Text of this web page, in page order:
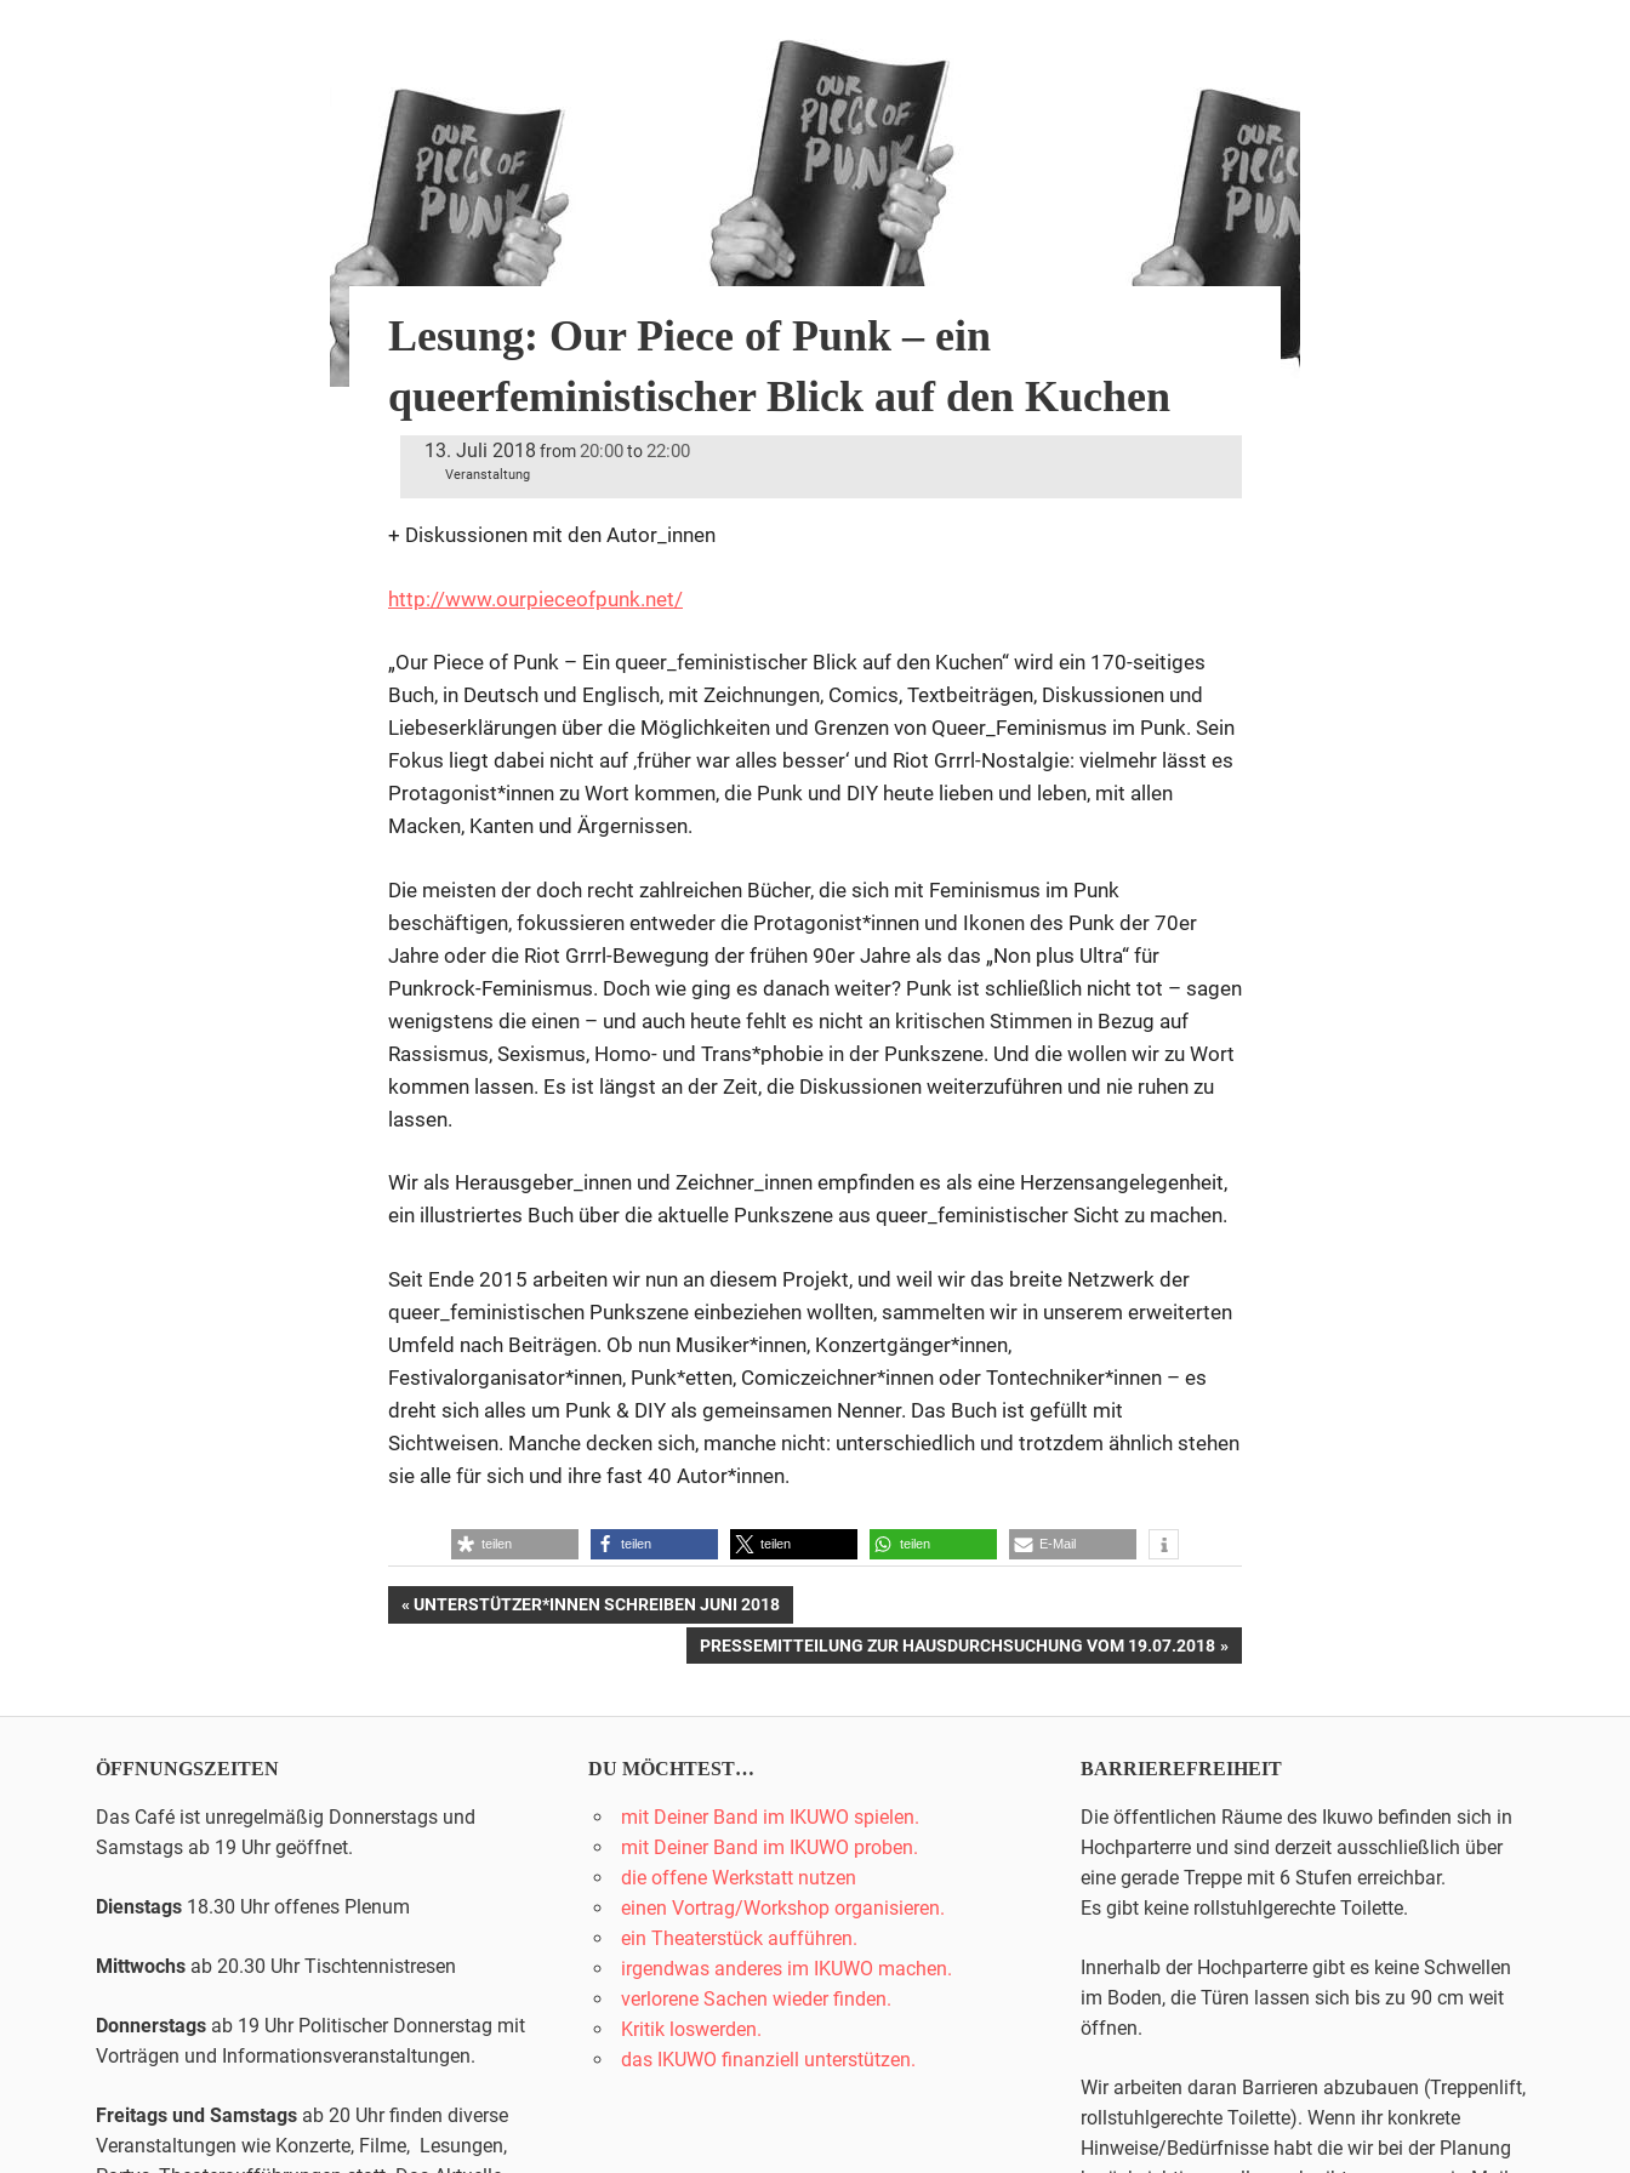
Lesung: Our Piece of Punk – ein
queerfeministischer Blick auf den Kuchen
13. Juli 2018 from 20:00 to 22:00
Veranstaltung
+ Diskussionen mit den Autor_innen
http://www.ourpieceofpunk.net/
„Our Piece of Punk – Ein queer_feministischer Blick auf den Kuchen“ wird ein 170-seitiges
Buch, in Deutsch und Englisch, mit Zeichnungen, Comics, Textbeiträgen, Diskussionen und
Liebeserklärungen über die Möglichkeiten und Grenzen von Queer_Feminismus im Punk. Sein
Fokus liegt dabei nicht auf ‚früher war alles besser‘ und Riot Grrrl-Nostalgie: vielmehr lässt es
Protagonist*innen zu Wort kommen, die Punk und DIY heute lieben und leben, mit allen
Macken, Kanten und Ärgernissen.​
Die meisten der doch recht zahlreichen Bücher, die sich mit Feminismus im Punk
beschäftigen, fokussieren entweder die Protagonist*innen und Ikonen des Punk der 70er
Jahre oder die Riot Grrrl-Bewegung der frühen 90er Jahre als das „Non plus Ultra“ für
Punkrock-Feminismus. Doch wie ging es danach weiter? Punk ist schließlich nicht tot – sagen
wenigstens die einen – und auch heute fehlt es nicht an kritischen Stimmen in Bezug auf
Rassismus, Sexismus, Homo- und Trans*phobie in der Punkszene. Und die wollen wir zu Wort
kommen lassen. Es ist längst an der Zeit, die Diskussionen weiterzuführen und nie ruhen zu
lassen.
Wir als Herausgeber_innen und Zeichner_innen empfinden es als eine Herzensangelegenheit,
ein illustriertes Buch über die aktuelle Punkszene aus queer_feministischer Sicht zu machen.
Seit Ende 2015 arbeiten wir nun an diesem Projekt, und weil wir das breite Netzwerk der
queer_feministischen Punkszene einbeziehen wollten, sammelten wir in unserem erweiterten
Umfeld nach Beiträgen. Ob nun Musiker*innen, Konzertgänger*innen,
Festivalorganisator*innen, Punk*etten, Comiczeichner*innen oder Tontechniker*innen – es
dreht sich alles um Punk & DIY als gemeinsamen Nenner. Das Buch ist gefüllt mit
Sichtweisen. Manche decken sich, manche nicht: unterschiedlich und trotzdem ähnlich stehen
sie alle für sich und ihre fast 40 Autor*innen.
teilen teilen teilen teilen E-Mail
Beitrags-
VORHERIGER
BEITRAG:
UNTERSTÜTZER*INNEN SCHREIBEN JUNI 2018
NÄCHSTER
PRESSEMITTEILUNG ZUR HAUSDURCHSUCHUNG VOM 19.07.2018
ÖFFNUNGSZEITEN
Das Café ist unregelmäßig Donnerstags und
Samstags ab 19 Uhr geöffnet.
Dienstags 18.30 Uhr offenes Plenum
Mittwochs ab 20.30 UhrTischtennistresen
Donnerstags ab 19 Uhr Politischer Donnerstag mit
Vorträgen und Informationsveranstaltungen.
Freitags und Samstags ab 20 Uhr finden diverse
Veranstaltungen wie Konzerte, Filme, Lesungen,
DU MÖCHTEST…
mit Deiner Band im IKUWO spielen.
mit Deiner Band im IKUWO proben.
die offene Werkstatt nutzen
einen Vortrag/Workshop organisieren.
ein Theaterstück aufführen.
irgendwas anderes im IKUWO machen.
verlorene Sachen wieder finden.
Kritik loswerden.
das IKUWO finanziell unterstützen.
BARRIEREFREIHEIT
Die öffentlichen Räume des Ikuwo befinden sich in
Hochparterre und sind derzeit ausschließlich über
eine gerade Treppe mit 6 Stufen erreichbar.
Es gibt keine rollstuhlgerechte Toilette.
Innerhalb der Hochparterre gibt es keine Schwellen
im Boden, die Türen lassen sich bis zu 90 cm weit
öffnen.
Wir arbeiten daran Barrieren abzubauen (Treppenlift,
rollstuhlgerechte Toilette). Wenn ihr konkrete
Hinweise/Bedürfnisse habt die wir bei der Planung